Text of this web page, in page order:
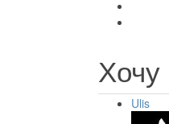
Хочу
Ulis